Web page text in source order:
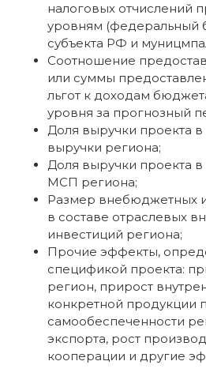
налоговых отчислений
уровням
субъекта РФ и
Соотношение
или суммы
льгот к доходам
уровня за прогнозный
Доля выручки проекта в
выручки региона;
Доля выручки проекта в
МСП региона;
Размер внебюджетных
в составе отраслевых
инвестиций региона;
Прочие эффекты,
спецификой проекта:
регион, прирост
конкретной продукции
самообеспеченности
экспорта, рост
кооперации и другие